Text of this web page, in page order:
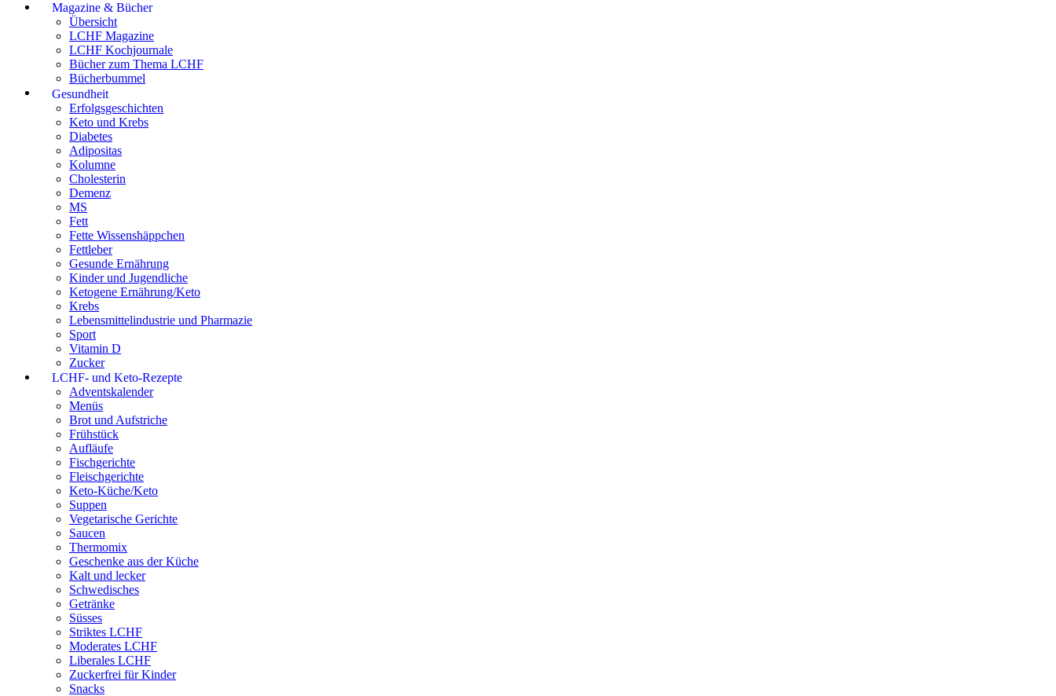
Magazine & Bücher
Übersicht
LCHF Magazine
LCHF Kochjournale
Bücher zum Thema LCHF
Bücherbummel
Gesundheit
Erfolgsgeschichten
Keto und Krebs
Diabetes
Adipositas
Kolumne
Cholesterin
Demenz
MS
Fett
Fette Wissenshäppchen
Fettleber
Gesunde Ernährung
Kinder und Jugendliche
Ketogene Ernährung/Keto
Krebs
Lebensmittelindustrie und Pharmazie
Sport
Vitamin D
Zucker
LCHF- und Keto-Rezepte
Adventskalender
Menüs
Brot und Aufstriche
Frühstück
Aufläufe
Fischgerichte
Fleischgerichte
Keto-Küche/Keto
Suppen
Vegetarische Gerichte
Saucen
Thermomix
Geschenke aus der Küche
Kalt und lecker
Schwedisches
Getränke
Süsses
Striktes LCHF
Moderates LCHF
Liberales LCHF
Zuckerfrei für Kinder
Snacks